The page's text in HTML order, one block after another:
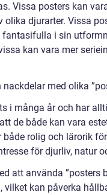
Vissa posters kan
djurarter. Vissa
i sin
kan vara mer
med olika
i många år och har
de både kan vara
rolig och lärorik
för djurliv, natur
att använda ”posters
kan påverka